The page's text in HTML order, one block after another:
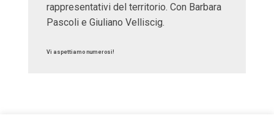
rappresentativi del territorio. Con Barbara
Pascoli e Giuliano Velliscig.
Vi aspettiamo numerosi!